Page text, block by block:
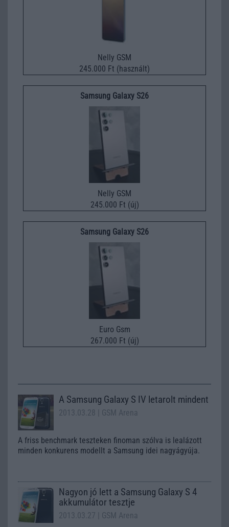
Nelly GSM
245.000 Ft (használt)
Samsung Galaxy S26
Nelly GSM
245.000 Ft (új)
Samsung Galaxy S26
Euro Gsm
267.000 Ft (új)
A Samsung Galaxy S IV letarolt mindent
2013.03.28 | GSM Arena
A friss benchmark teszteken finoman szólva is lealázott
minden konkurens modellt a Samsung idei nagyágyúja.
Nagyon jó lett a Samsung Galaxy S 4
akkumulátor tesztje
2013.03.27
| GSM Arena